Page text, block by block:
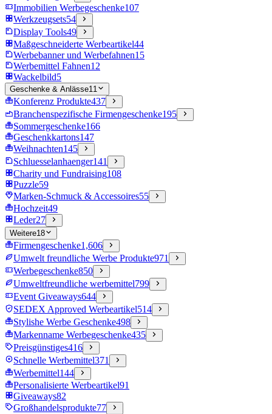
Immobilien Werbegeschenke107
Werkzeugsets54
Display Tools49
Maßgeschneiderte Werbeartikel44
Werbebanner und Werbefahnen15
Werbemittel Fahnen12
Wackelbild5
Geschenke & Anlässe11
Konferenz Produkte437
Branchenspezifische Firmengeschenke195
Sommergeschenke166
Geschenkkartons147
Weihnachten145
Schluesselanhaenger141
Charity und Fundraising108
Puzzle59
Marken-Schmuck & Accessoires55
Hochzeit49
Leder27
Weitere18
Firmengeschenke1,606
Umwelt freundliche Werbe Produkte971
Werbegeschenke850
Umweltfreundliche werbemittel799
Event Giveaways644
SEDEX Approved Werbeartikel514
Stylishe Werbe Geschenke498
Markenname Werbegeschenke435
Preisgünstiges416
Schnelle Werbemittel371
Werbemittel144
Personalisierte Werbeartikel91
Giveaways82
Großhandelsprodukte77